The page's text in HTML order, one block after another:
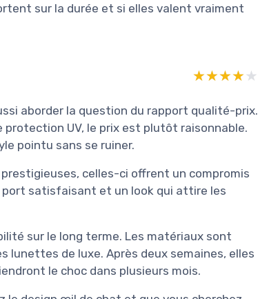
sur la durée et si elles valent vraiment
★★★★★
★★★★★
aborder la question du rapport qualité-prix.
UV, le prix est plutôt raisonnable.
pointu sans se ruiner.
celles-ci offrent un compromis
satisfaisant et un look qui attire les
sur le long terme. Les matériaux sont
lunettes de luxe. Après deux semaines, elles
le choc dans plusieurs mois.